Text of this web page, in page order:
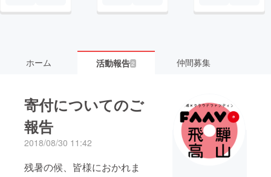
ホーム 活動報告 2 仲間募集
寄付についてのご
報告
2018/08/30 11:42
残暑の候、皆様におかれま